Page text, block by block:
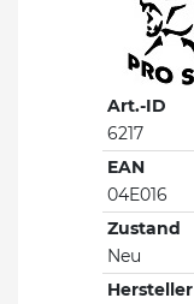
Art.-ID
6217
EAN
04E016
Zustand
Neu
Hersteller